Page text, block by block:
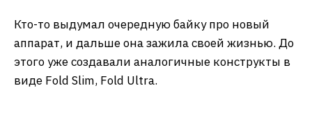
Кто-то выдумал очередную байку про новый
аппарат, и дальше она зажила своей жизнью. До
этого уже создавали аналогичные конструкты в
виде Fold Slim, Fold Ultra.